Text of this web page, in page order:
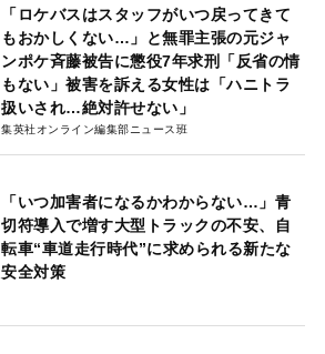
「ロケバスはスタッフがいつ戻ってきて
もおかしくない…」と無罪主張の元ジャ
ンポケ斉藤被告に懲役7年求刑「反省の情
もない」被害を訴える女性は「ハニトラ
扱いされ…絶対許せない」
集英社オンライン編集部ニュース班
「いつ加害者になるかわからない…」青
切符導入で増す大型トラックの不安、自
転車“車道走行時代”に求められる新たな
安全対策